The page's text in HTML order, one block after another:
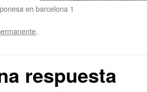
en barcelona 1
.
respuesta